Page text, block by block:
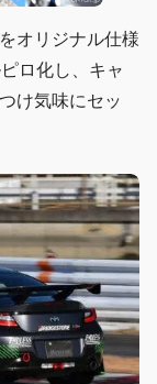
オリジナル仕様
ロ化し、キャ
け気味にセッ